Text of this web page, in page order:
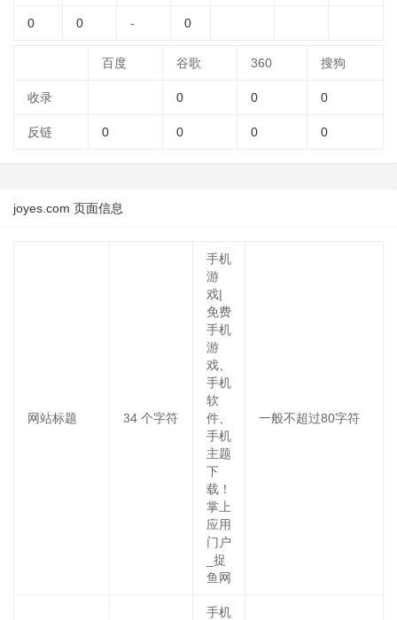
0 0 - 0
百度 谷歌 360 搜狗
收录 0 0 0
反链 0 0 0 0
joyes.com 页面信息
网站标题 34 个字符
手机
游
戏|
免费
手机
游
戏、
手机
软
件、
手机
主题
下
载！
掌上
应用
门户
_捉
鱼网
一般不超过80字符
手机